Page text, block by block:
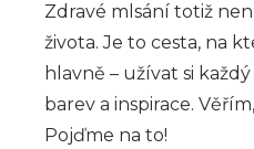
Zdravé mlsání totiž
života. Je to cesta, na
hlavně – užívat si
barev a inspirace.
Pojďme na to!